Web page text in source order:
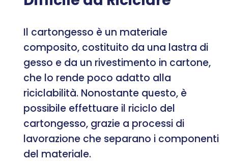
Il cartongesso è un materiale
composito, costituito da una lastra di
gesso e da un rivestimento in cartone,
che lo rende poco adatto alla
riciclabilità. Nonostante questo, è
possibile effettuare il riciclo del
cartongesso, grazie a processi di
lavorazione che separano i componenti
del materiale.